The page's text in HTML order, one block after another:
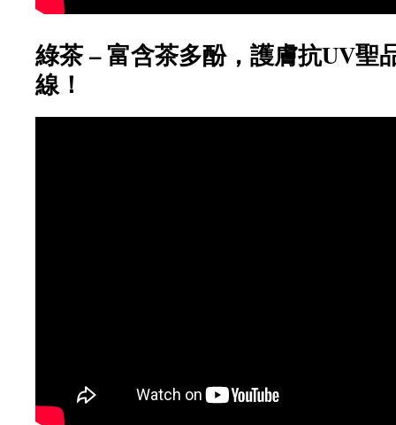
綠茶 – 富含茶多酚，護膚抗UV聖
線！